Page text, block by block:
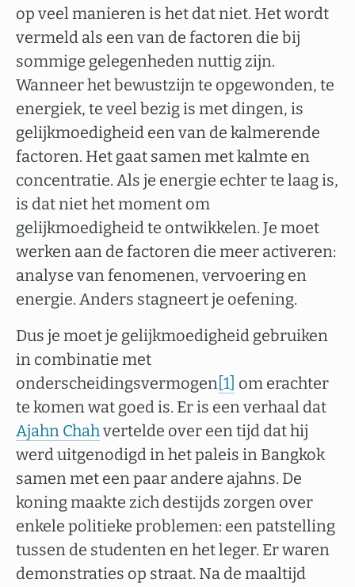
op veel manieren is het dat niet. Het wordt
vermeld als een van de factoren die bij
sommige gelegenheden nuttig zijn.
Wanneer het bewustzijn te opgewonden, te
energiek, te veel bezig is met dingen, is
gelijkmoedigheid een van de kalmerende
factoren. Het gaat samen met kalmte en
concentratie. Als je energie echter te laag is,
is dat niet het moment om
gelijkmoedigheid te ontwikkelen. Je moet
werken aan de factoren die meer activeren:
analyse van fenomenen, vervoering en
energie. Anders stagneert je oefening.
Dus je moet je gelijkmoedigheid gebruiken
in combinatie met
onderscheidingsvermogen[1] om erachter
te komen wat goed is. Er is een verhaal dat
Ajahn Chahvertelde over een tijd dat hij
werd uitgenodigd in het paleis in Bangkok
samen met een paar andere ajahns. De
koning maakte zich destijds zorgen over
enkele politieke problemen: een patstelling
tussen de studenten en het leger. Er waren
demonstraties op straat. Na de maaltijd